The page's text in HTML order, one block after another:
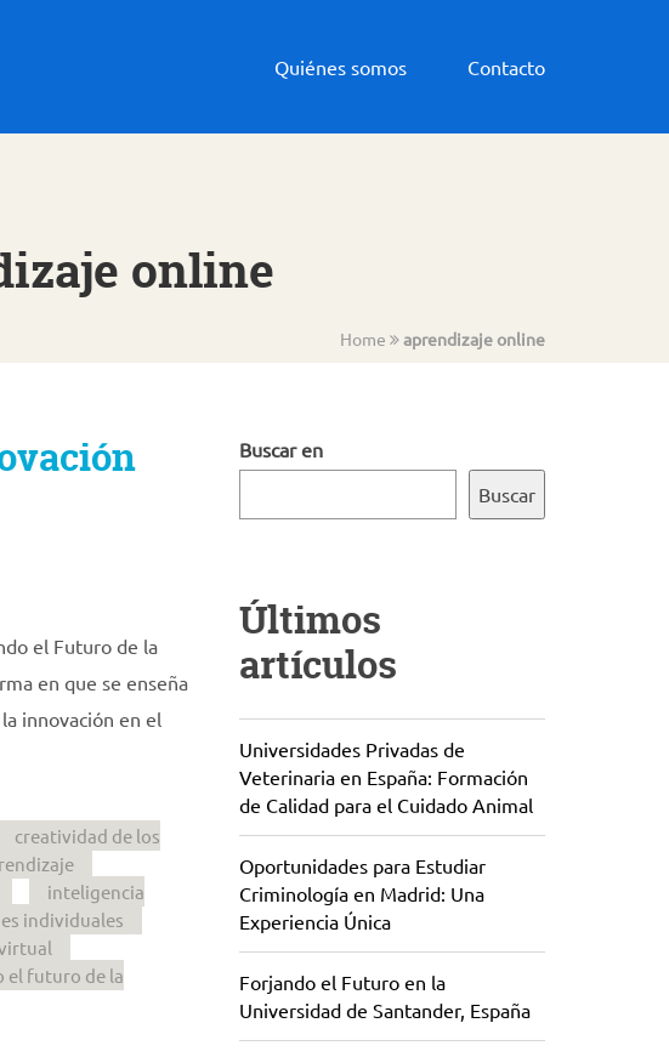
Quiénes somos Contacto
online
Home aprendizaje online
el Futuro de la
en que se enseña
innovación en el
creatividad de los
inteligencia
individuales
el futuro de la
Buscar en
Buscar
Últimos
artículos
Universidades Privadas de
Veterinaria en España: Formación
de Calidad para el Cuidado Animal
Oportunidades para Estudiar
Criminología en Madrid: Una
Experiencia Única
Forjando el Futuro en la
Universidad de Santander, España